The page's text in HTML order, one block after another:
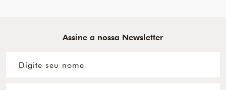
Assine a nossa Newsletter